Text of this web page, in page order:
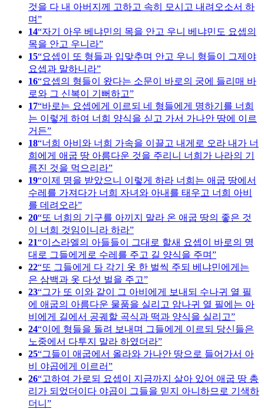
것을 다 내 아버지께 고하고 속히 모시고 내려오소서 하
며
14 자기 아우 베냐민의 목을 안고 우니 베냐민도 요셉의
목을 안고 우니라
15 요셉이 또 형들과 입맞추며 안고 우니 형들이 그제야
요셉과 말하니라
16 요셉의 형들이 왔다는 소문이 바로의 궁에 들리매 바
로와 그 신복이 기뻐하고
17 바로는 요셉에게 이르되 네 형들에게 명하기를 너희
는 이렇게 하여 너희 양식을 싣고 가서 가나안 땅에 이르
거든
18 너희 아비와 너희 가속을 이끌고 내게로 오라 내가 너
희에게 애굽 땅 아름다운 것을 주리니 너희가 나라의 기
름진 것을 먹으리라
19 이제 명을 받았으니 이렇게 하라 너희는 애굽 땅에서
수레를 가져다가 너희 자녀와 아내를 태우고 너희 아비
를 데려오라
20 또 너희의 기구를 아끼지 말라 온 애굽 땅의 좋은 것
이 너희 것임이니라 하라
21 이스라엘의 아들들이 그대로 할새 요셉이 바로의 명
대로 그들에게로 수레를 주고 길 양식을 주며
22 또 그들에게 다 각기 옷 한 벌씩 주되 베냐민에게는
은 삼백과 옷 다섯 벌을 주고
23 그가 또 이와 같이 그 아비에게 보내되 수나귀 열 필
에 애굽의 아름다운 물품을 실리고 암나귀 열 필에는 아
비에게 길에서 공궤할 곡식과 떡과 양식을 실리고
24 이에 형들을 돌려 보내며 그들에게 이르되 당신들은
노중에서 다투지 말라 하였더라
25 그들이 애굽에서 올라와 가나안 땅으로 들어가서 아
비 야곱에게 이르러
26 고하여 가로되 요셉이 지금까지 살아 있어 애굽 땅 총
리가 되었더이다 야곱이 그들을 믿지 아니하므로 기색하
더니